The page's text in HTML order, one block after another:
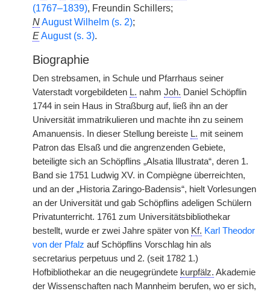
(1767–1839), Freundin Schillers;
NAugust Wilhelm (s. 2);
EAugust (s. 3).
Biographie
Den strebsamen, in Schule und Pfarrhaus seiner
Vaterstadt vorgebildeten L. nahm Joh. Daniel Schöpflin
1744 in sein Haus in Straßburg auf, ließ ihn an der
Universität immatrikulieren und machte ihn zu seinem
Amanuensis. In dieser Stellung bereiste L. mit seinem
Patron das Elsaß und die angrenzenden Gebiete,
beteiligte sich an Schöpflins „Alsatia Illustrata“, deren 1.
Band sie 1751 Ludwig XV. in Compiègne überreichten,
und an der „Historia Zaringo-Badensis“, hielt Vorlesungen
an der Universität und gab Schöpflins adeligen Schülern
Privatunterricht. 1761 zum Universitätsbibliothekar
bestellt, wurde er zwei Jahre später von Kf. Karl Theodor
von der Pfalz auf Schöpflins Vorschlag hin als
secretarius perpetuus und 2. (seit 1782 1.)
Hofbibliothekar an die neugegründete kurpfälz. Akademie
der Wissenschaften nach Mannheim berufen, wo er sich,